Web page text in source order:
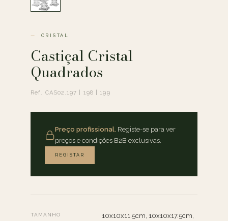
CRISTAL
Castiçal Cristal
Quadrados
Ref. CAS02.197 | 198 | 199
Preço profissional. Registe-se para ver
preços e condições B2B exclusivas.
REGISTAR
TAMANHO
10x10x11.5cm, 10x10x17.5cm,